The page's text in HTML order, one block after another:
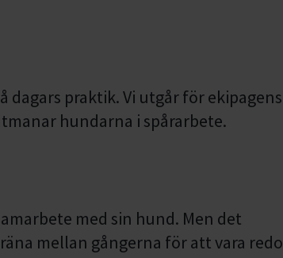
dagars praktik. Vi utgår för ekipagens
hundarna i spårarbete.
med sin hund. Men det
mellan gångerna för att vara redo